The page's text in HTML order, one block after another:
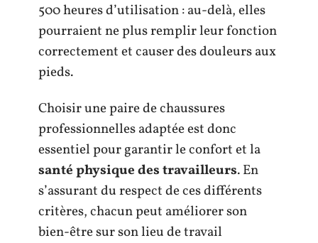
500 heures d’utilisation : au-delà, elles
pourraient ne plus remplir leur fonction
correctement et causer des douleurs aux
pieds.
Choisir une paire de chaussures
professionnelles adaptée est donc
essentiel pour garantir le confort et la
santé physique des travailleurs. En
s’assurant du respect de ces différents
critères, chacun peut améliorer son
bien-être sur son lieu de travail